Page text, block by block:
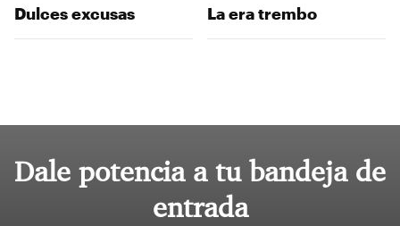
Dulces excusas La era trembo
Dale potencia a tu bandeja de
entrada